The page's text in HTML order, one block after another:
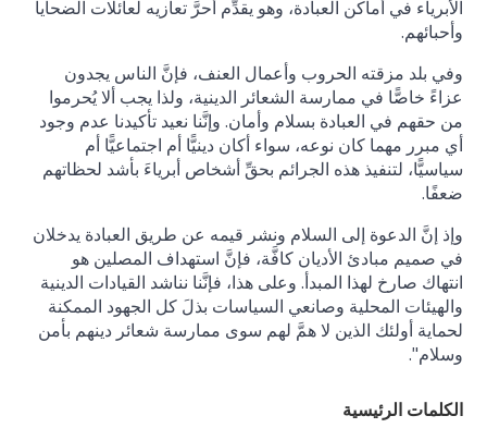
الأبرياء في أماكن العبادة، وهو يقدِّم أحرَّ تعازيه لعائلات الضحايا
وأحبائهم.
وفي بلد مزقته الحروب وأعمال العنف، فإنَّ الناس يجدون
عزاءً خاصًّا في ممارسة الشعائر الدينية، ولذا يجب ألا يُحرموا
من حقهم في العبادة بسلام وأمان. وإنَّنا نعيد تأكيدنا عدم وجود
أي مبرر مهما كان نوعه، سواء أكان دينيًّا أم اجتماعيًّا أم
سياسيًّا، لتنفيذ هذه الجرائم بحقِّ أشخاص أبرياءَ بأشد لحظاتهم
ضعفًا.
وإذ إنَّ الدعوة إلى السلام ونشر قيمه عن طريق العبادة يدخلان
في صميم مبادئ الأديان كافَّة، فإنَّ استهداف المصلين هو
انتهاك صارخ لهذا المبدأ. وعلى هذا، فإنَّنا نناشد القيادات الدينية
والهيئات المحلية وصانعي السياسات بذلَ كل الجهود الممكنة
لحماية أولئك الذين لا همَّ لهم سوى ممارسة شعائر دينهم بأمن
وسلام".
الكلمات الرئيسية